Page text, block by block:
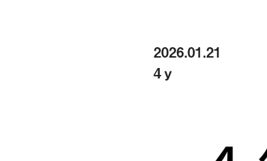
2026.01.21
4ｙ